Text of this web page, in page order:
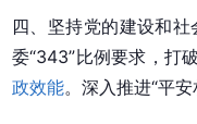
四、坚持党的建设和
委“343”比例要求，打
政效能。深入推进“平